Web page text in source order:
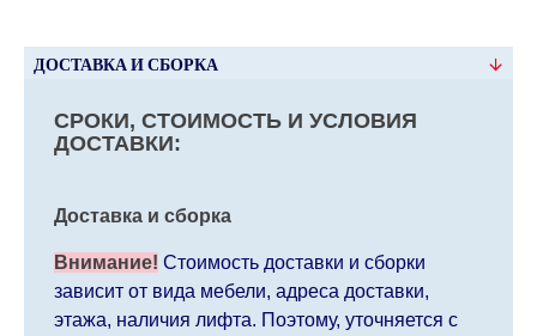
ДОСТАВКА И СБОРКА
СРОКИ, СТОИМОСТЬ И УСЛОВИЯ
ДОСТАВКИ:
Доставка и сборка
Внимание! Стоимость доставки и сборки
зависит от вида мебели, адреса доставки,
этажа, наличия лифта. Поэтому, уточняется с